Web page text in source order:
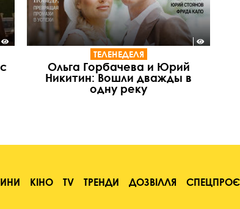
ТЕЛЕНЕДЕЛЯ
Ольга Горбачева и Юрий
Никитин: Вошли дважды в
одну реку
КІНО TV ТРЕНДИ ДОЗВІЛЛЯ